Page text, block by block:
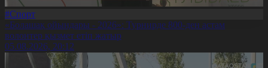
#Спорт
«Болашақ ойындары - 2026»: Турнирде 800-ден астам
волонтер қызмет етіп жатыр
05.08.2026, 20:12